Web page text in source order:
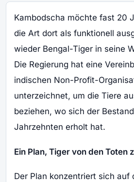
Kambodscha möchte fast 20
die Art dort als funktionell
wieder Bengal-Tiger in seine
Die Regierung hat eine
indischen Non-Profit-
unterzeichnet, um die Tiere
beziehen, wo sich der
Jahrzehnten erholt hat.
Ein Plan, Tiger von den Toten
Der Plan konzentriert sich auf